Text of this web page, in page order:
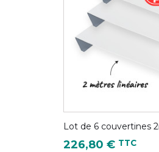
Lot de 6 couvertines
Prix
226,80 € TTC